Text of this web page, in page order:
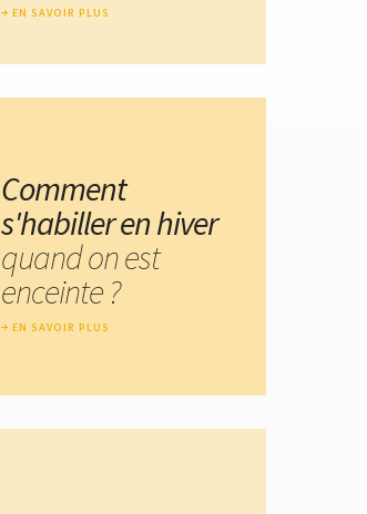
EN SAVOIR PLUS
Comment
s'habiller en hiver
quand on est
enceinte ?
EN SAVOIR PLUS